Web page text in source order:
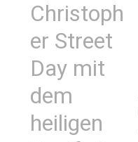
Christoph
er Street
Day mit
dem
heiligen